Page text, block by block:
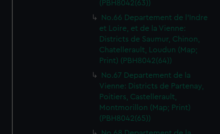
(PBH8042(63))
No.66 Departement de l'Indre
et Loire, et de la Vienne:
Districts de Saumur, Chinon,
Chatellerault, Loudun (Map;
Print) (PBH8042(64))
No.67 Departement de la
Vienne: Districts de Partenay,
Poitiers, Castellerault,
Montmorillon (Map; Print)
(PBH8042(65))